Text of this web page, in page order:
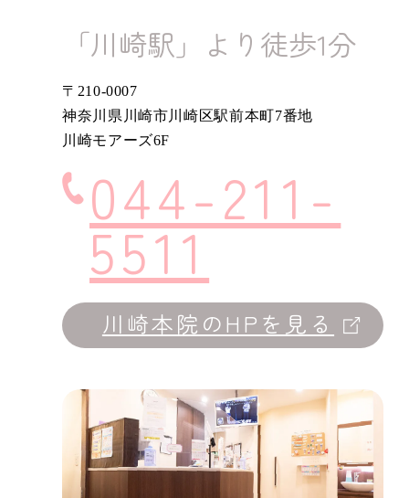
「川崎駅」より徒歩1分
〒210-0007
神奈川県川崎市川崎区駅前本町7番地
川崎モアーズ6F
044-211-
5511
川崎本院のHPを見る